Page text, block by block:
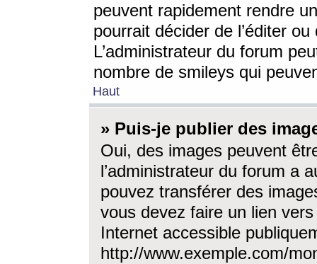
peuvent rapidement rendre
pourrait décider de l’éditer
L’administrateur du forum
nombre de smileys qui
Haut
» Puis-je publier des
Oui, des images peuvent
l’administrateur du forum a
pouvez transférer des
vous devez faire un lien
Internet accessible
http://www.exemple.com/